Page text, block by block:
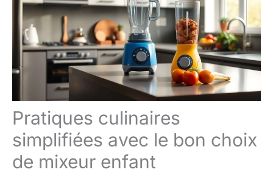
Pratiques culinaires
simplifiées avec le bon choix
de mixeur enfant